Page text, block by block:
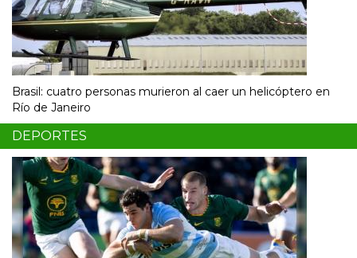
Brasil: cuatro personas murieron al caer un helicóptero en
Río de Janeiro
DEPORTES